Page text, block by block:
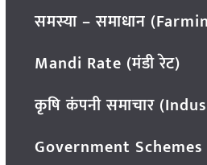
समस्या – समाधान
Mandi Rate (मंडी रेट)
कृषि कंपनी समाचार
Government Schemes